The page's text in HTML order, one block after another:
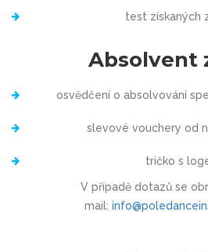
test získaných
Absolvent
osvědčení o absolvování
slevové vouchery od
tričko s
V případě dotazů se
mail: